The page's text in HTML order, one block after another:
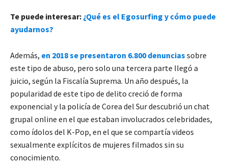
Te puede interesar: ¿Qué es el Egosurfing y cómo puede
ayudarnos?
Además, en 2018 se presentaron 6.800 denuncias sobre
este tipo de abuso, pero solo una tercera parte llegó a
juicio, según la Fiscalía Suprema. Un año después, la
popularidad de este tipo de delito creció de forma
exponencial y la policía de Corea del Sur descubrió un chat
grupal online en el que estaban involucrados celebridades,
como ídolos del K-Pop, en el que se compartía videos
sexualmente explícitos de mujeres filmados sin su
conocimiento.